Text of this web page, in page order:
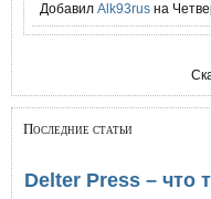
Добавил Alk93rus на
Последние статьи
Delter Press – что